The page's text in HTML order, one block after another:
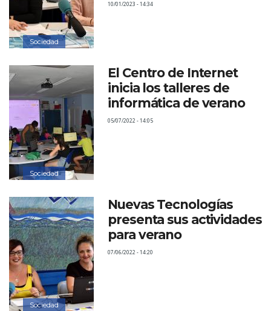
Sociedad
10/01/2023 - 14:34
Sociedad
El Centro de Internet
inicia los talleres de
informática de verano
05/07/2022 - 14:05
Sociedad
Nuevas Tecnologías
presenta sus actividades
para verano
07/06/2022 - 14:20